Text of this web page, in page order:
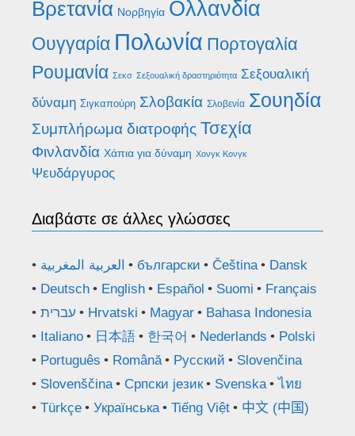
Βρετανία Νορβηγία Ολλανδία
Ουγγαρία Πολωνία Πορτογαλία
Ρουμανία Σεκσ Σεξουαλική δραστηριότητα Σεξουαλική
δύναμη Σιγκαπούρη Σλοβακία Σλοβενία Σουηδία
Συμπλήρωμα διατροφής Τσεχία
Φινλανδία Χάπια για δύναμη Χονγκ Κονγκ
Ψευδάργυρος
Διαβάστε σε άλλες γλώσσες
العربية المغربية български Čeština
Dansk
Deutsch
English Español Suomi
Français
עברית
Hrvatski Magyar
Bahasa Indonesia
Italiano
日本語 한국어 Nederlands
Polski
Português
Română Русский
Slovenčina
Slovenščina
Српски језик Svenska
ไทย
Türkçe
Українська Tiếng Việt 中文 (中国)